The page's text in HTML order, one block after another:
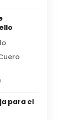
para el